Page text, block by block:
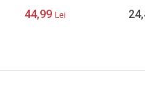
bleumarin
44,99 Lei